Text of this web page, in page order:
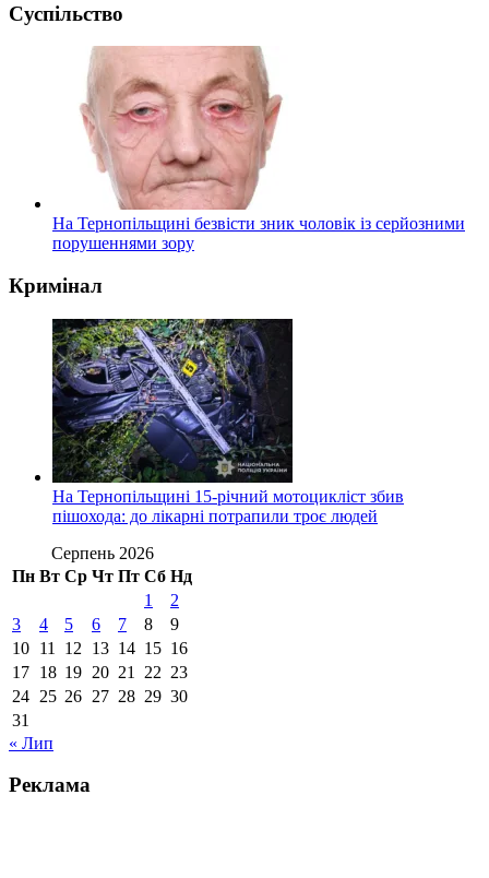
Суспільство
На Тернопільщині безвісти зник чоловік із серйозними
порушеннями зору
Кримінал
На Тернопільщині 15-річний мотоцикліст збив
пішохода: до лікарні потрапили троє людей
Серпень 2026
Пн Вт Ср Чт Пт Сб Нд
1
2
3
4 5 6 7 8
9
10 11 12 13 14 15 16
17 18 19 20 21 22 23
24 25 26 27 28 29 30
31
« Лип
Реклама